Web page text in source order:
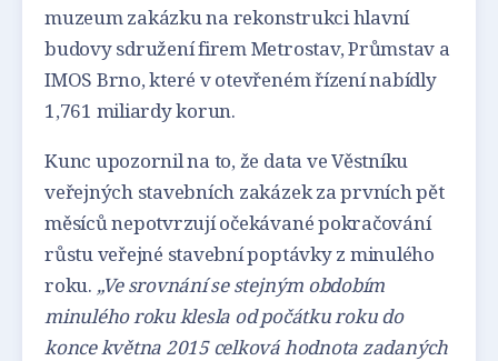
muzeum zakázku na rekonstrukci hlavní
budovy sdružení firem Metrostav, Průmstav a
IMOS Brno, které v otevřeném řízení nabídly
1,761 miliardy korun.
Kunc upozornil na to, že data ve Věstníku
veřejných stavebních zakázek za prvních pět
měsíců nepotvrzují očekávané pokračování
růstu veřejné stavební poptávky z minulého
roku. „Ve srovnání se stejným obdobím
minulého roku klesla od počátku roku do
konce května 2015 celková hodnota zadaných